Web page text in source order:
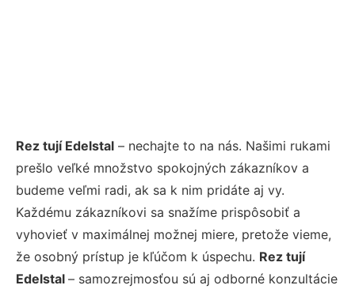
Rez tují Edelstal – nechajte to na nás. Našimi rukami
prešlo veľké množstvo spokojných zákazníkov a
budeme veľmi radi, ak sa k nim pridáte aj vy.
Každému zákazníkovi sa snažíme prispôsobiť a
vyhovieť v maximálnej možnej miere, pretože vieme,
že osobný prístup je kľúčom k úspechu. Rez tují
Edelstal – samozrejmosťou sú aj odborné konzultácie